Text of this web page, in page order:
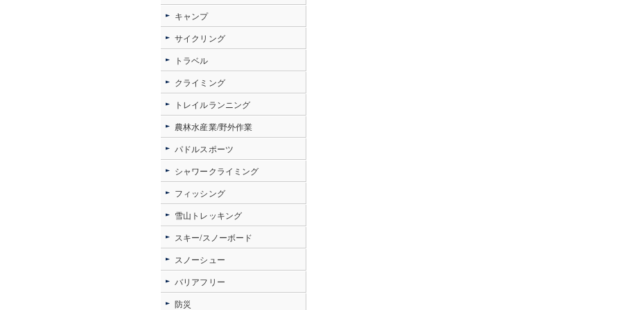
キャンプ
サイクリング
トラベル
クライミング
トレイルランニング
農林水産業/野外作業
パドルスポーツ
シャワークライミング
フィッシング
雪山トレッキング
スキー/スノーボード
スノーシュー
バリアフリー
防災